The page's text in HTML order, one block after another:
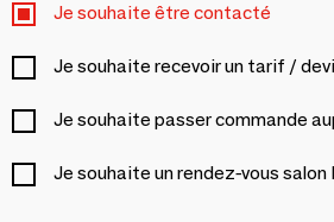
Je souhaite être contacté
Je souhaite recevoir un tarif /
Je souhaite passer commande
Je souhaite un rendez-vous